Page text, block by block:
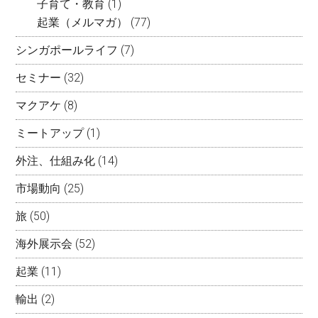
子育て・教育 (1)
起業（メルマガ）
(77)
シンガポールライフ (7)
セミナー (32)
マクアケ (8)
ミートアップ(1)
外注、仕組み化 (14)
市場動向 (25)
旅 (50)
海外展示会 (52)
起業 (11)
輸出 (2)